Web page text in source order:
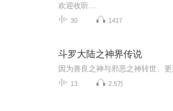
欢迎收听…
30 1417
斗罗大陆之神界传说
13 2.5万